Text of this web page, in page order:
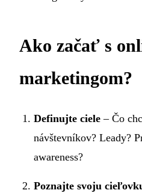
Ako začať s
marketingom?
Definujte ciele – Čo
návštevníkov? Leady?
awareness?
Poznajte svoju